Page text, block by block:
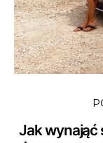
Jak wynająć